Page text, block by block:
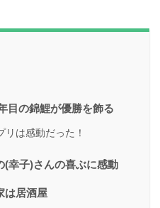
目の錦鯉が優勝を飾る
は感動だった！
(幸子)さんの喜ぶに感動
は居酒屋